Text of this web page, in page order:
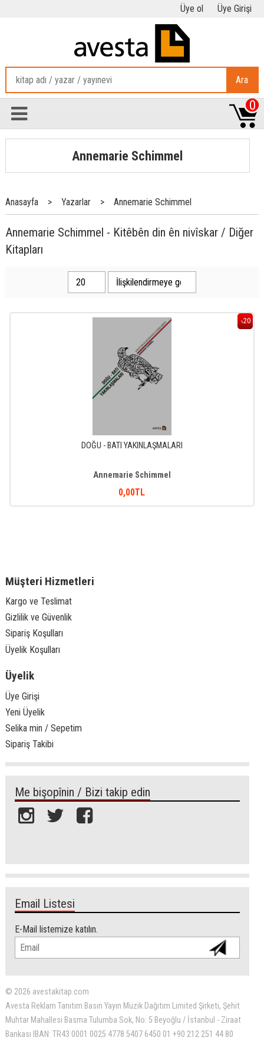
Üye ol Üye Girişi
Ara
0
Annemarie Schimmel
Anasayfa > Yazarlar > Annemarie Schimmel
Annemarie Schimmel - Kitêbên din ên nivîskar / Diğer
Kitapları
%20
DOĞU - BATI YAKINLAŞMALARI
Annemarie Schimmel
0,00TL
Müşteri Hizmetleri
Kargo ve Teslimat
Gizlilik ve Güvenlik
Sipariş Koşulları
Üyelik Koşulları
Üyelik
Üye Girişi
Yeni Üyelik
Selika min / Sepetim
Sipariş Takibi
Me bişopînin / Bizi takip edin
Email Listesi
E-Mail listemize katılın.
© 2026 avestakitap.com
Avesta Reklam Tanıtım Basın Yayın Müzik Dağıtım Limited Şirketi, Şehit
Muhtar Mahallesi Basma Tulumba Sok, No: 5 Beyoğlu / İstanbul - Ziraat
Bankası IBAN: TR43 0001 0025 4778 5407 6450 01 +90 212 251 44 80